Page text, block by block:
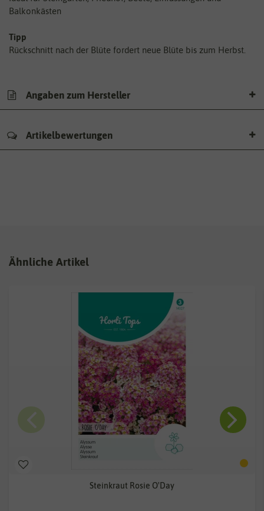
Balkonkästen
Tipp
Rückschnitt nach der Blüte fordert neue Blüte bis zum Herbst.
Angaben zum Hersteller
Artikelbewertungen
Ähnliche Artikel
Steinkraut Rosie O'Day